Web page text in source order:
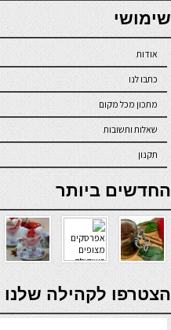
seriöse online casinos österreich
שימושי
אודות
כתבו לנו
מתכון מכל מקום
שאלות ותשובות
תקנון
online casino
החדשים ביותר
verde casino
הצטרפו לקהילה שלנו